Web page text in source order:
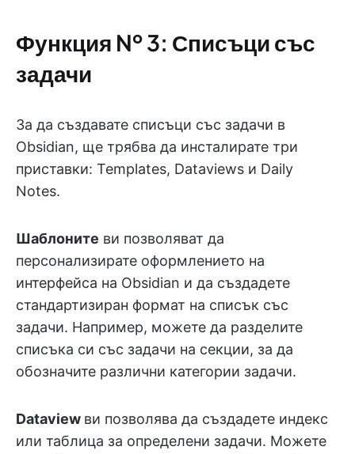
Функция № 3: Списъци със
задачи
За да създавате списъци със задачи в
Obsidian, ще трябва да инсталирате три
приставки: Templates, Dataviews и Daily
Notes.
Шаблоните ви позволяват да
персонализирате оформлението на
интерфейса на Obsidian и да създадете
стандартизиран формат на списък със
задачи. Например, можете да разделите
списъка си със задачи на секции, за да
обозначите различни категории задачи.
Dataview ви позволява да създадете индекс
или таблица за определени задачи. Можете